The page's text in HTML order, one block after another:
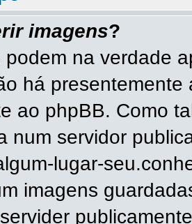
imagens?
podem na verdade
há
ao phpBB. Como
num servidor
lugar-
imagens